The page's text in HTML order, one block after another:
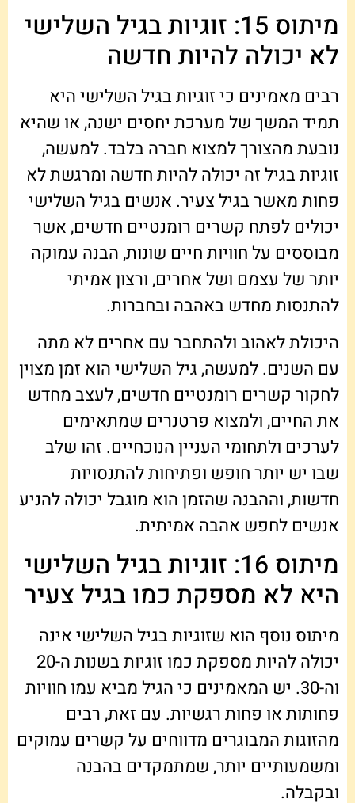
מיתוס 15: זוגיות בגיל השלישי
לא יכולה להיות חדשה
רבים מאמינים כי זוגיות בגיל השלישי היא
תמיד המשך של מערכת יחסים ישנה, או שהיא
נובעת מהצורך למצוא חברה בלבד. למעשה,
זוגיות בגיל זה יכולה להיות חדשה ומרגשת לא
פחות מאשר בגיל צעיר. אנשים בגיל השלישי
יכולים לפתח קשרים רומנטיים חדשים, אשר
מבוססים על חוויות חיים שונות, הבנה עמוקה
יותר של עצמם ושל אחרים, ורצון אמיתי
להתנסות מחדש באהבה ובחברות.
היכולת לאהוב ולהתחבר עם אחרים לא מתה
עם השנים. למעשה, גיל השלישי הוא זמן מצוין
לחקור קשרים רומנטיים חדשים, לעצב מחדש
את החיים, ולמצוא פרטנרים שמתאימים
לערכים ולתחומי העניין הנוכחיים. זהו שלב
שבו יש יותר חופש ופתיחות להתנסויות
חדשות, וההבנה שהזמן הוא מוגבל יכולה להניע
אנשים לחפש אהבה אמיתית.
מיתוס 16: זוגיות בגיל השלישי
היא לא מספקת כמו בגיל צעיר
מיתוס נוסף הוא שזוגיות בגיל השלישי אינה
יכולה להיות מספקת כמו זוגיות בשנות ה-20
וה-30. יש המאמינים כי הגיל מביא עמו חוויות
פחותות או פחות רגשיות. עם זאת, רבים
מהזוגות המבוגרים מדווחים על קשרים עמוקים
ומשמעותיים יותר, שמתמקדים בהבנה
ובקבלה.